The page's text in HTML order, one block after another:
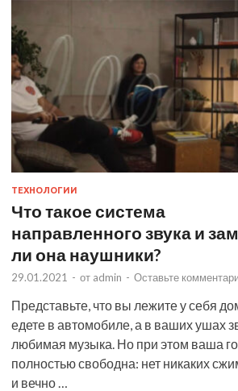
ТЕХНОЛОГИИ
Что такое система
направленного звука и
ли она наушники?
29.01.2021 - от admin - Оставьте
Представьте, что вы лежите у себя
едете в автомобиле, а в ваших ушах
любимая музыка. Но при этом ваша
полностью свободна: нет никаких
и вечно …